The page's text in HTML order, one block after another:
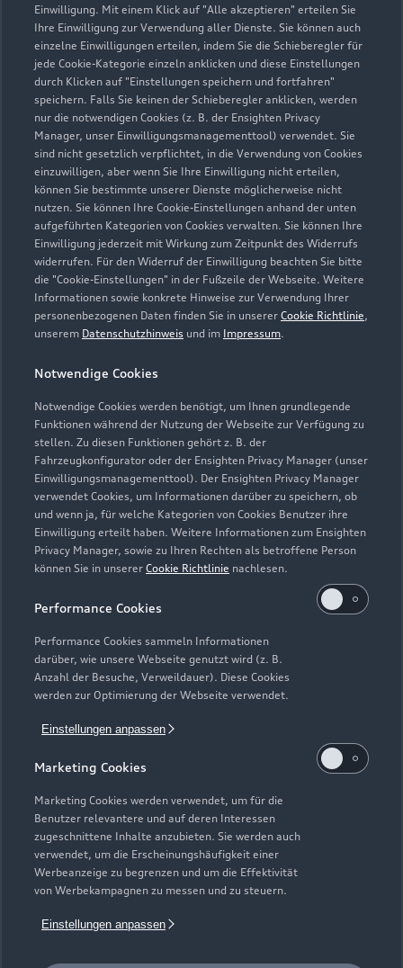
Einwilligung. Mit einem Klick auf "Alle akzeptieren" erteilen Sie
Ihre Einwilligung zur Verwendung aller Dienste. Sie können auch
einzelne Einwilligungen erteilen, indem Sie die Schieberegler für
jede Cookie-Kategorie einzeln anklicken und diese Einstellungen
durch Klicken auf "Einstellungen speichern und fortfahren"
speichern. Falls Sie keinen der Schieberegler anklicken, werden
nur die notwendigen Cookies (z. B. der Ensighten Privacy
Manager, unser Einwilligungsmanagementtool) verwendet. Sie
sind nicht gesetzlich verpflichtet, in die Verwendung von Cookies
einzuwilligen, aber wenn Sie Ihre Einwilligung nicht erteilen,
können Sie bestimmte unserer Dienste möglicherweise nicht
nutzen. Sie können Ihre Cookie-Einstellungen anhand der unten
aufgeführten Kategorien von Cookies verwalten. Sie können Ihre
Einwilligung jederzeit mit Wirkung zum Zeitpunkt des Widerrufs
widerrufen. Für den Widerruf der Einwilligung beachten Sie bitte
die "Cookie-Einstellungen" in der Fußzeile der Webseite. Weitere
Informationen sowie konkrete Hinweise zur Verwendung Ihrer
personenbezogenen Daten finden Sie in unserer Cookie Richtlinie,
unserem Datenschutzhinweis und im Impressum.
Notwendige Cookies
Notwendige Cookies werden benötigt, um Ihnen grundlegende
Funktionen während der Nutzung der Webseite zur Verfügung zu
stellen. Zu diesen Funktionen gehört z. B. der
Fahrzeugkonfigurator oder der Ensighten Privacy Manager (unser
Einwilligungsmanagementtool). Der Ensighten Privacy Manager
verwendet Cookies, um Informationen darüber zu speichern, ob
und wenn ja, für welche Kategorien von Cookies Benutzer ihre
Einwilligung erteilt haben. Weitere Informationen zum Ensighten
Privacy Manager, sowie zu Ihren Rechten als betroffene Person
können Sie in unserer Cookie Richtlinie nachlesen.
Performance Cookies
Performance Cookies sammeln Informationen
darüber, wie unsere Webseite genutzt wird (z. B.
Anzahl der Besuche, Verweildauer). Diese Cookies
werden zur Optimierung der Webseite verwendet.
Einstellungen anpassen
Marketing Cookies
Marketing Cookies werden verwendet, um für die
Benutzer relevantere und auf deren Interessen
zugeschnittene Inhalte anzubieten. Sie werden auch
verwendet, um die Erscheinungshäufigkeit einer
Werbeanzeige zu begrenzen und um die Effektivität
von Werbekampagnen zu messen und zu steuern.
Einstellungen anpassen
Zurück nach oben
Modelle
Elektromodelle
Plug-in-Hybride
Neuwagensuche
Gebrauchtwagensuche
Geschäftskunden
Service & Zubehör
Saisonale Angebote
Audi Services
Garantie
Audi digital services
myAudi
Support
Audi Code
Häufige Fragen (FAQ)
Audi Online Beratung
Online-Terminvereinbarung
Servicekontakt
Über Audi
Unternehmen
Karriere
Investor Relations
© 2026 AUDI AG. Alle Rechte vorbehalten
Impressum Rechtliches